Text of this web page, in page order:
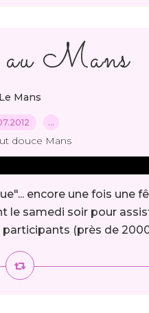
Mans
Mans
…
douce Mans
encore une fois une
samedi soir pour
(près de